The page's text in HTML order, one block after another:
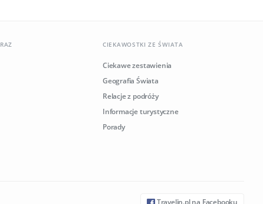
CIEKAWOSTKI ZE ŚWIATA
Ciekawe zestawienia
Geografia Świata
Relacje z podróży
Informacje turystyczne
Porady